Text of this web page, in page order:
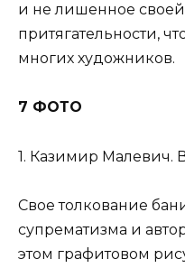
и не лишенное своей
притягательности,
многих художников.
7 ФОТО
1. Казимир Малевич. В
Свое толкование
супрематизма и
этом графитовом